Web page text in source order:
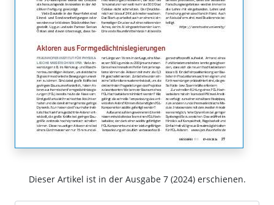
Dieser Artikel ist in der Ausgabe 7 (2024) erschienen.